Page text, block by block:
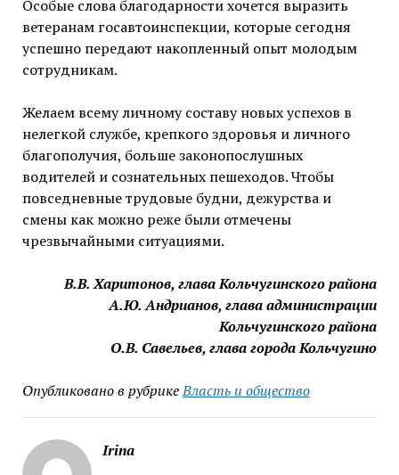
Особые слова благодарности хочется выразить
ветеранам госавтоинспекции, которые сегодня
успешно передают накопленный опыт молодым
сотрудникам.
Желаем всему личному составу новых успехов в
нелегкой службе, крепкого здоровья и личного
благополучия, больше законопослушных
водителей и сознательных пешеходов. Чтобы
повседневные трудовые будни, дежурства и
смены как можно реже были отмечены
чрезвычайными ситуациями.
В.В. Харитонов, глава Кольчугинского района
А.Ю. Андрианов, глава администрации
Кольчугинского района
О.В. Савельев, глава города Кольчугино
Опубликовано в рубрикеВласть и общество
Irina